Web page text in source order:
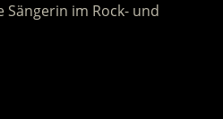
im Rock- und